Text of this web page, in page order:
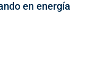
en energía